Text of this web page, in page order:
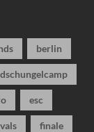
berlin
dschungelcamp
esc
finale